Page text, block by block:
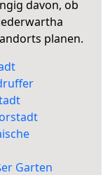
davon, ob
planen.
Garten